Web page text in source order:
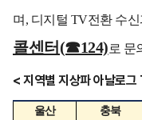
며, 디지털 TV전환 수
콜센터(☎124) 로 문
< 지역별 지상파 아날로
울산 충북